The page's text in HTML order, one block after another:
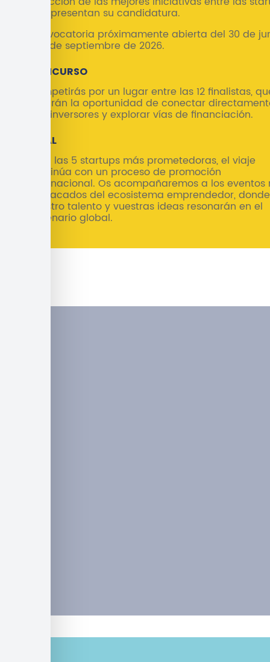
que presentan su candidatura.
Convocatoria próximamente abierta del 30 de
al 7 de septiembre de 2026.
CONCURSO
Competirás por un lugar entre las 12 finalistas,
tendrán la oportunidad de conectar
con inversores y explorar vías de financiación.
FINAL
Para las 5 startups más prometedoras, el viaje
continúa con un proceso de promoción
internacional. Os acompañaremos a los eventos
destacados del ecosistema emprendedor, donde
vuestro talento y vuestras ideas resonarán en el
escenario global.